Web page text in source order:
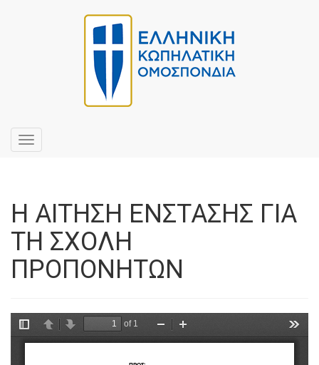
Toggle
navigation
Η ΑΙΤΗΣΗ ΕΝΣΤΑΣΗΣ ΓΙΑ
ΤΗ ΣΧΟΛΗ
ΠΡΟΠΟΝΗΤΩΝ